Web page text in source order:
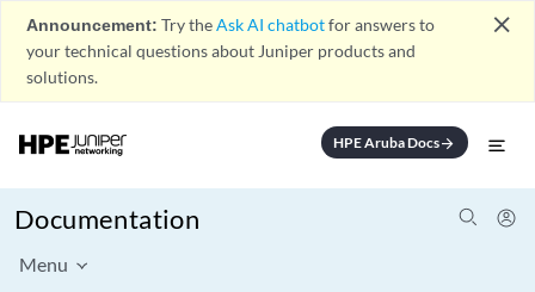
Announcement: Try theAsk AI chatbotfor answers to
your technical questions about Juniper products and
solutions.
close
HPE Aruba Docsarrow_forward
Documentation
Menu